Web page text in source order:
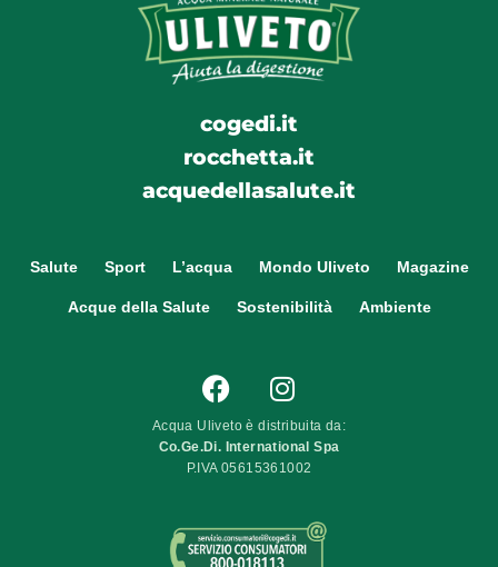
cogedi.it
rocchetta.it
acquedellasalute.it
Salute Sport L’acqua Mondo Uliveto Magazine
Acque della Salute Sostenibilità Ambiente
Acqua Uliveto è distribuita da:
Co.Ge.Di. International Spa
P.IVA 05615361002